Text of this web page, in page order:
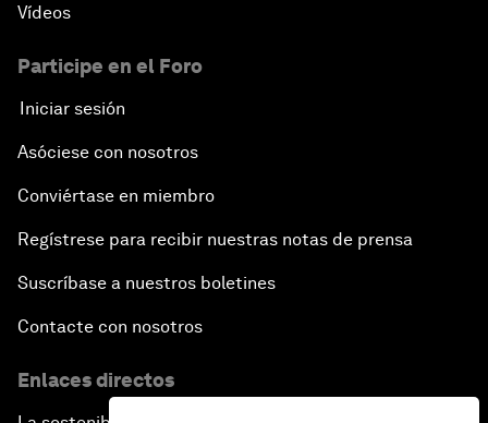
Vídeos
Participe en el Foro
Iniciar sesión
Asóciese con nosotros
Conviértase en miembro
Regístrese para recibir nuestras notas de prensa
Suscríbase a nuestros boletines
Contacte con nosotros
Enlaces directos